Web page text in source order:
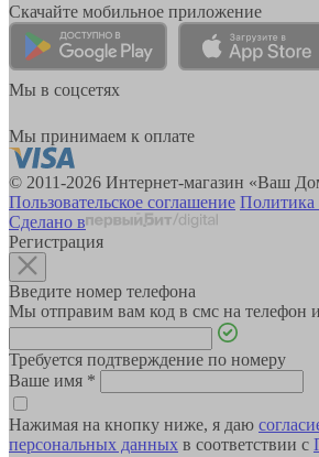
Скачайте мобильное приложение
Мы в соцсетях
Мы принимаем к оплате
© 2011-2026 Интернет-магазин «Ваш
Пользовательское соглашение Политика
Сделано в
Регистрация
Введите номер телефона
Мы отправим вам код в смс на телефон
Требуется подтверждение по номеру
Ваше имя *
Нажимая на кнопку ниже, я даю
персональных данных в соответствии с